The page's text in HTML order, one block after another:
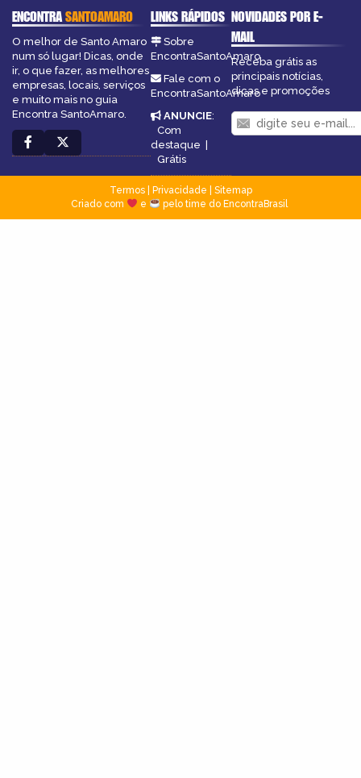
ENCONTRASANTOAMARO
O melhor de Santo Amaro
num só lugar! Dicas, onde
ir, o que fazer, as melhores
empresas, locais, serviços
e muito mais no guia
Encontra SantoAmaro.
LINKS RÁPIDOS
Sobre
EncontraSantoAmaro
Fale com o
EncontraSantoAmaro
ANUNCIE:
Com
destaque
Grátis
NOVIDADES POR E-
MAIL
Receba grátis as
principais notícias,
dicas e promoções
Termos| Privacidade
Sitemap
Criado com
e pelo time do EncontraBrasil